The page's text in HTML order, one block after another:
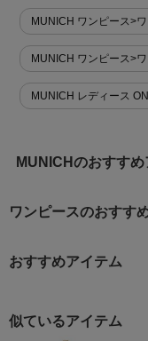
MUNICH ワンピース>
MUNICH ワンピース>
MUNICH レディース
MUNICHのおすすめ
ワンピースのおすす
おすすめアイテム